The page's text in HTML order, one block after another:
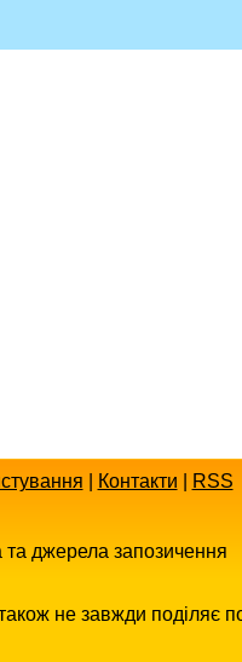
Контакти RSS
та джерела запозичення
не завжди поділяє